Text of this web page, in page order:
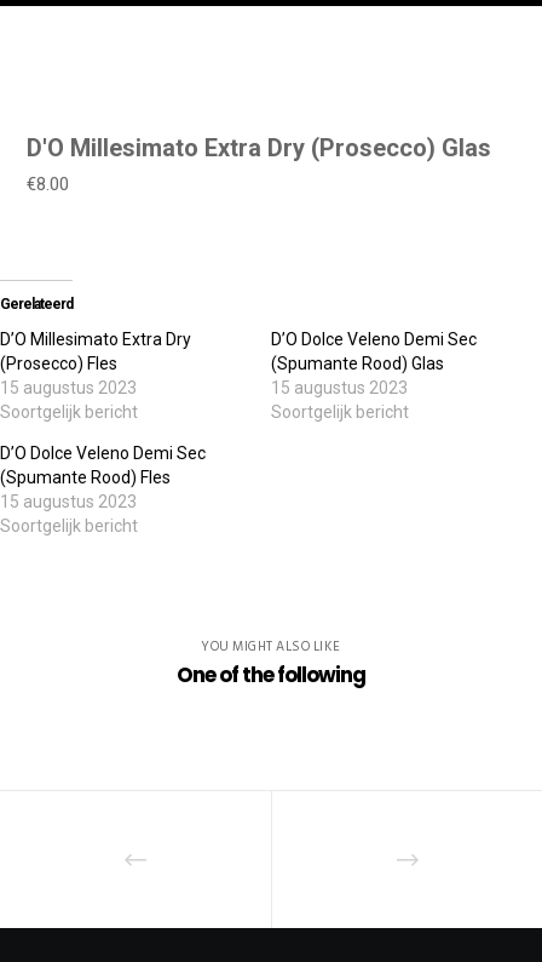
D'O Millesimato Extra Dry (Prosecco) Glas
€8.00
Gerelateerd
D’O Millesimato Extra Dry
(Prosecco) Fles
15 augustus 2023
Soortgelijk bericht
D’O Dolce Veleno Demi Sec
(Spumante Rood) Glas
15 augustus 2023
Soortgelijk bericht
D’O Dolce Veleno Demi Sec
(Spumante Rood) Fles
15 augustus 2023
Soortgelijk bericht
YOU MIGHT ALSO LIKE
One of the following